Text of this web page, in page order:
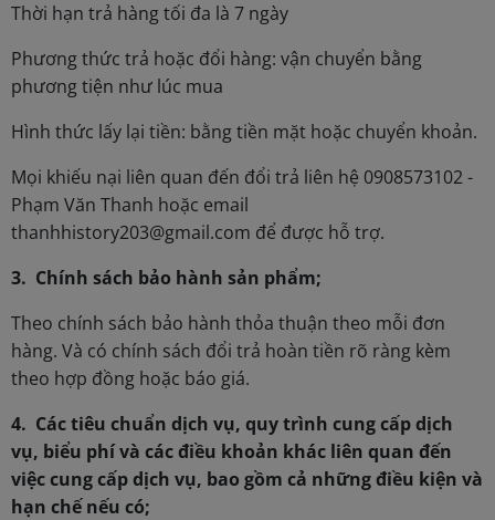
Thời hạn trả hàng tối đa là 7 ngày
Phương thức trả hoặc đổi hàng: vận chuyển bằng
phương tiện như lúc mua
Hình thức lấy lại tiền: bằng tiền mặt hoặc chuyển khoản.
Mọi khiếu nại liên quan đến đổi trả liên hệ 0908573102 -
Phạm Văn Thanh hoặc email
thanhhistory203@gmail.com để được hỗ trợ.
3. Chính sách bảo hành sản phẩm;
Theo chính sách bảo hành thỏa thuận theo mỗi đơn
hàng. Và có chính sách đổi trả hoàn tiền rõ ràng kèm
theo hợp đồng hoặc báo giá.
4. Các tiêu chuẩn dịch vụ, quy trình cung cấp dịch
vụ, biểu phí và các điều khoản khác liên quan đến
việc cung cấp dịch vụ, bao gồm cả những điều kiện và
hạn chế nếu có;